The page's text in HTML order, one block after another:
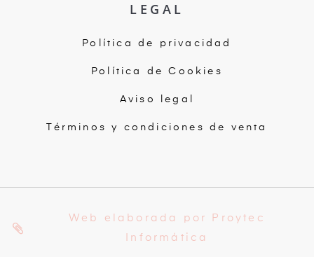
LEGAL
Política de privacidad
Política de Cookies
Aviso legal
Términos y condiciones de venta
Web elaborada por Proytec
Informática